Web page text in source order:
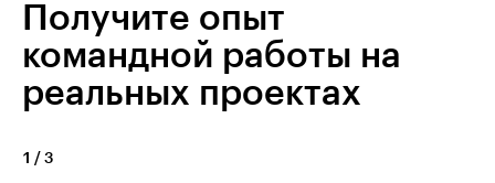
Получите опыт
командной работы на
реальных проектах
1 / 3